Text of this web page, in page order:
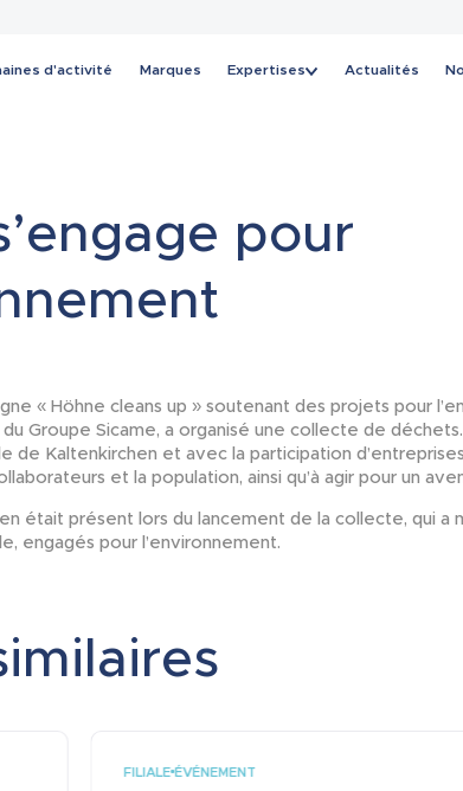
d'activité Marques Expertises Actualités
Actualités
pour
« Höhne cleans up » soutenant des projets pour
Groupe Sicame, a organisé une collecte de déchets.
de Kaltenkirchen et avec la participation
et la population, ainsi qu’à agir pour un
était présent lors du lancement de la collecte, qui a
engagés pour l’environnement.
FILIALE ÉVÉNEMENT